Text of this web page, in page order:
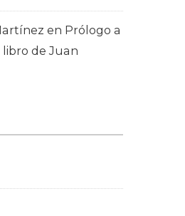
en Prólogo a
libro de Juan